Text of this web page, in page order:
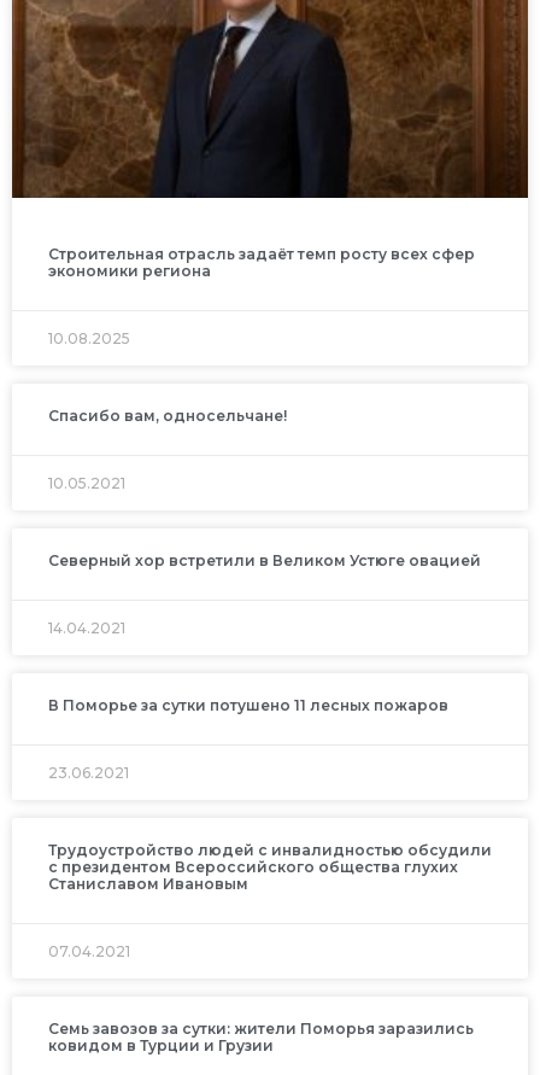
Строительная отрасль задаёт темп росту всех сфер
экономики региона
10.08.2025
Спасибо вам, односельчане!
10.05.2021
Северный хор встретили в Великом Устюге овацией
14.04.2021
В Поморье за сутки потушено 11 лесных пожаров
23.06.2021
Трудоустройство людей с инвалидностью обсудили
с президентом Всероссийского общества глухих
Станиславом Ивановым
07.04.2021
Семь завозов за сутки: жители Поморья заразились
ковидом в Турции и Грузии